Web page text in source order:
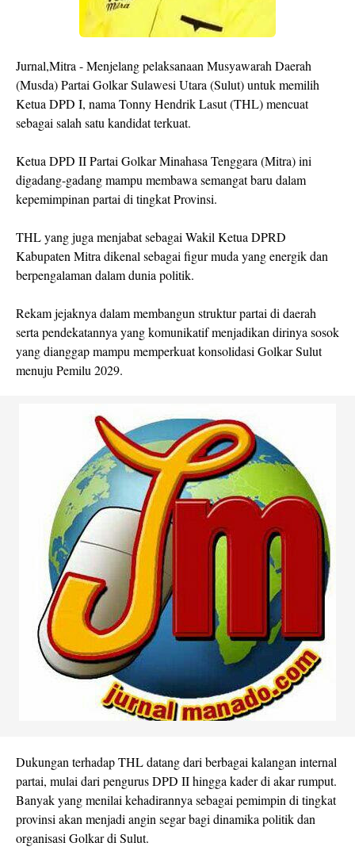
Jurnal,Mitra - Menjelang pelaksanaan Musyawarah Daerah
(Musda) Partai Golkar Sulawesi Utara (Sulut) untuk memilih
Ketua DPD I, nama Tonny Hendrik Lasut (THL) mencuat
sebagai salah satu kandidat terkuat.
Ketua DPD II Partai Golkar Minahasa Tenggara (Mitra) ini
digadang-gadang mampu membawa semangat baru dalam
kepemimpinan partai di tingkat Provinsi.
THL yang juga menjabat sebagai Wakil Ketua DPRD
Kabupaten Mitra dikenal sebagai figur muda yang energik dan
berpengalaman dalam dunia politik.
Rekam jejaknya dalam membangun struktur partai di daerah
serta pendekatannya yang komunikatif menjadikan dirinya sosok
yang dianggap mampu memperkuat konsolidasi Golkar Sulut
menuju Pemilu 2029.
Dukungan terhadap THL datang dari berbagai kalangan internal
partai, mulai dari pengurus DPD II hingga kader di akar rumput.
Banyak yang menilai kehadirannya sebagai pemimpin di tingkat
provinsi akan menjadi angin segar bagi dinamika politik dan
organisasi Golkar di Sulut.